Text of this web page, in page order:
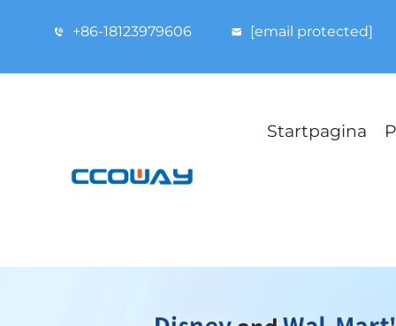
+86-18123979606 [email protected]
Startpagina